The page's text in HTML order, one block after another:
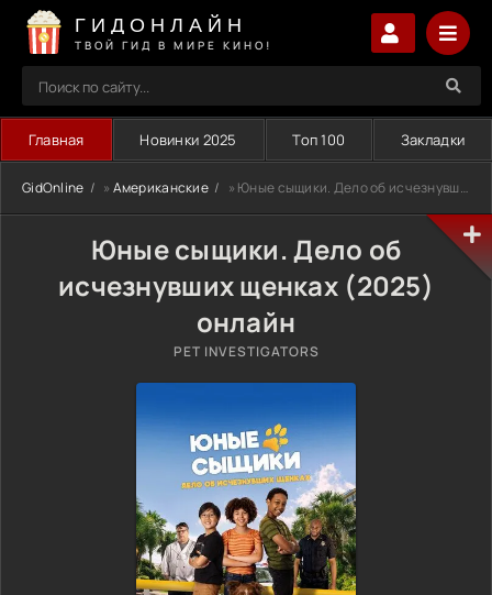
ГИДОНЛАЙН
ТВОЙ ГИД В МИРЕ КИНО!
Главная Новинки 2025 Топ 100 Закладки
GidOnline » Американские » Юные сыщики. Дело об исчезнувших щенках (2025)
Юные сыщики. Дело об
исчезнувших щенках (2025)
онлайн
PET INVESTIGATORS